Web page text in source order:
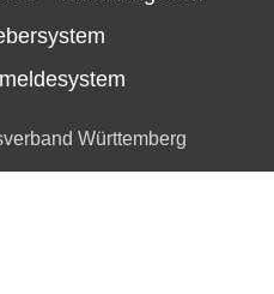
Württemberg